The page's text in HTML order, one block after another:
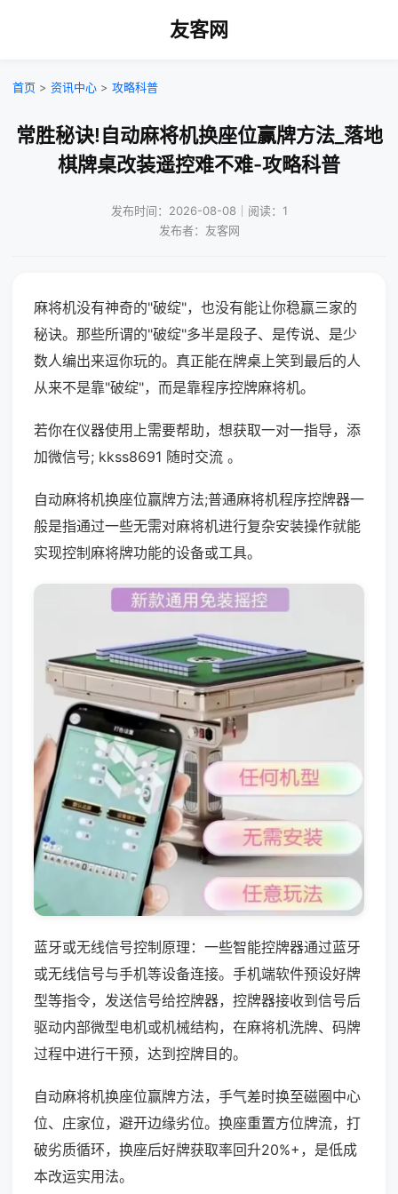
友客网
首页 > 资讯中心 > 攻略科普
常胜秘诀!自动麻将机换座位赢牌方法_落地
棋牌桌改装遥控难不难-攻略科普
发布时间：2026-08-08｜阅读：1
发布者：友客网
麻将机没有神奇的"破绽"，也没有能让你稳赢三家的
秘诀。那些所谓的"破绽"多半是段子、是传说、是少
数人编出来逗你玩的。真正能在牌桌上笑到最后的人
从来不是靠"破绽"，而是靠程序控牌麻将机。
若你在仪器使用上需要帮助，想获取一对一指导，添
加微信号; kkss8691 随时交流 。
自动麻将机换座位赢牌方法;普通麻将机程序控牌器一
般是指通过一些无需对麻将机进行复杂安装操作就能
实现控制麻将牌功能的设备或工具。
蓝牙或无线信号控制原理：一些智能控牌器通过蓝牙
或无线信号与手机等设备连接。手机端软件预设好牌
型等指令，发送信号给控牌器，控牌器接收到信号后
驱动内部微型电机或机械结构，在麻将机洗牌、码牌
过程中进行干预，达到控牌目的。
自动麻将机换座位赢牌方法，手气差时换至磁圈中心
位、庄家位，避开边缘劣位。换座重置方位牌流，打
破劣质循环，换座后好牌获取率回升20%+，是低成
本改运实用法。